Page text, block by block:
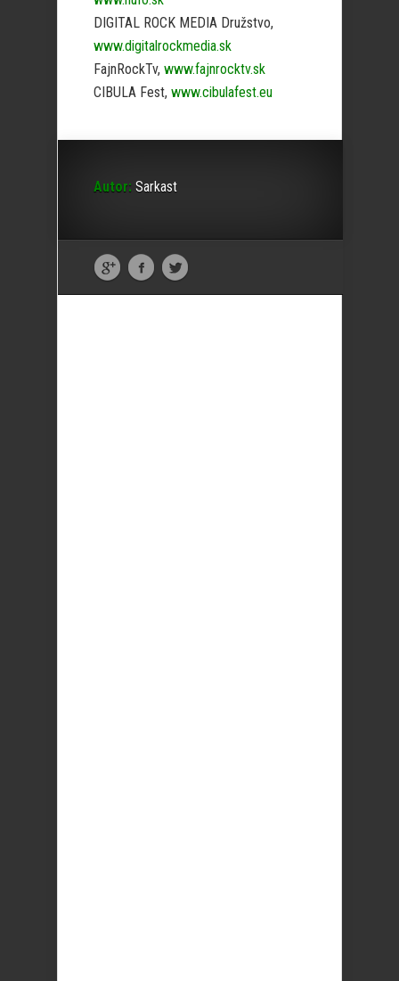
DIGITAL ROCK MEDIA Družstvo,
www.digitalrockmedia.sk
FajnRockTv, www.fajnrocktv.sk
CIBULA Fest, www.cibulafest.eu
Autor: Sarkast